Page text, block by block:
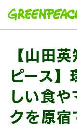
【山田
ピース】
しい食や
クを原